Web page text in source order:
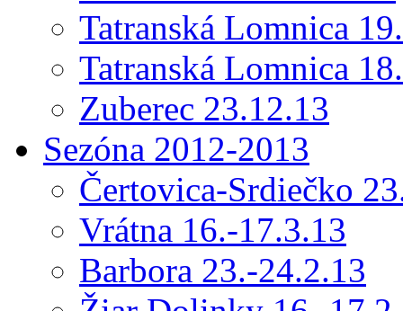
Tatranská Lomnica
Tatranská Lomnica
Zuberec 23.12.13
Sezóna 2012-2013
Čertovica-Srdiečko
Vrátna 16.-17.3.13
Barbora 23.-24.2.13